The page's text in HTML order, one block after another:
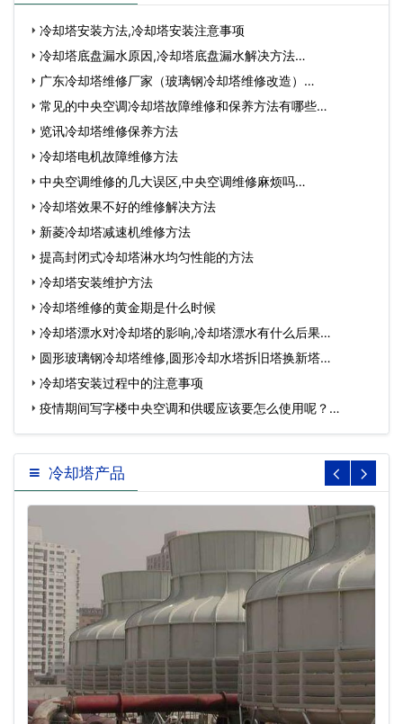
冷却塔安装方法,冷却塔安装注意事项
冷却塔底盘漏水原因,冷却塔底盘漏水解决方法…
广东冷却塔维修厂家（玻璃钢冷却塔维修改造）…
常见的中央空调冷却塔故障维修和保养方法有哪些…
览讯冷却塔维修保养方法
冷却塔电机故障维修方法
中央空调维修的几大误区,中央空调维修麻烦吗…
冷却塔效果不好的维修解决方法
新菱冷却塔减速机维修方法
提高封闭式冷却塔淋水均匀性能的方法
冷却塔安装维护方法
冷却塔维修的黄金期是什么时候
冷却塔漂水对冷却塔的影响,冷却塔漂水有什么后果…
圆形玻璃钢冷却塔维修,圆形冷却水塔拆旧塔换新塔…
冷却塔安装过程中的注意事项
疫情期间写字楼中央空调和供暖应该要怎么使用呢？…
冷却塔产品